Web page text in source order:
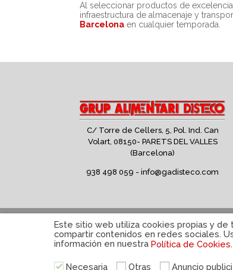
Al seleccionar productos de
infraestructura de almacenaje y
Barcelona en cualquier temporada.
C/ Torre de Cellers, 5, Pol. Ind. Can
Volart, 08150- PARETS DEL VALLES
(Barcelona)
938 498 059 -info@gadisteco.com
Política de privacidad|Aviso Legal|
Este sitio web utiliza cookies propias y
compartir contenidos en redes sociales.
información en nuestra Política de Cookies.
Necesaria Otras Anuncio